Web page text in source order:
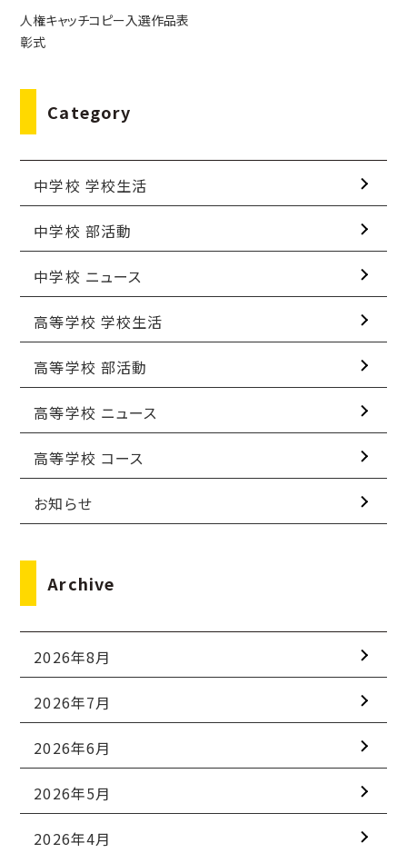
人権キャッチコピー入選作品表
彰式
Category
中学校 学校生活
中学校 部活動
中学校 ニュース
高等学校 学校生活
高等学校 部活動
高等学校 ニュース
高等学校 コース
お知らせ
Archive
2026年8月
2026年7月
2026年6月
2026年5月
2026年4月